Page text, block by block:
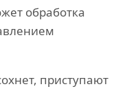
обработка
приступают